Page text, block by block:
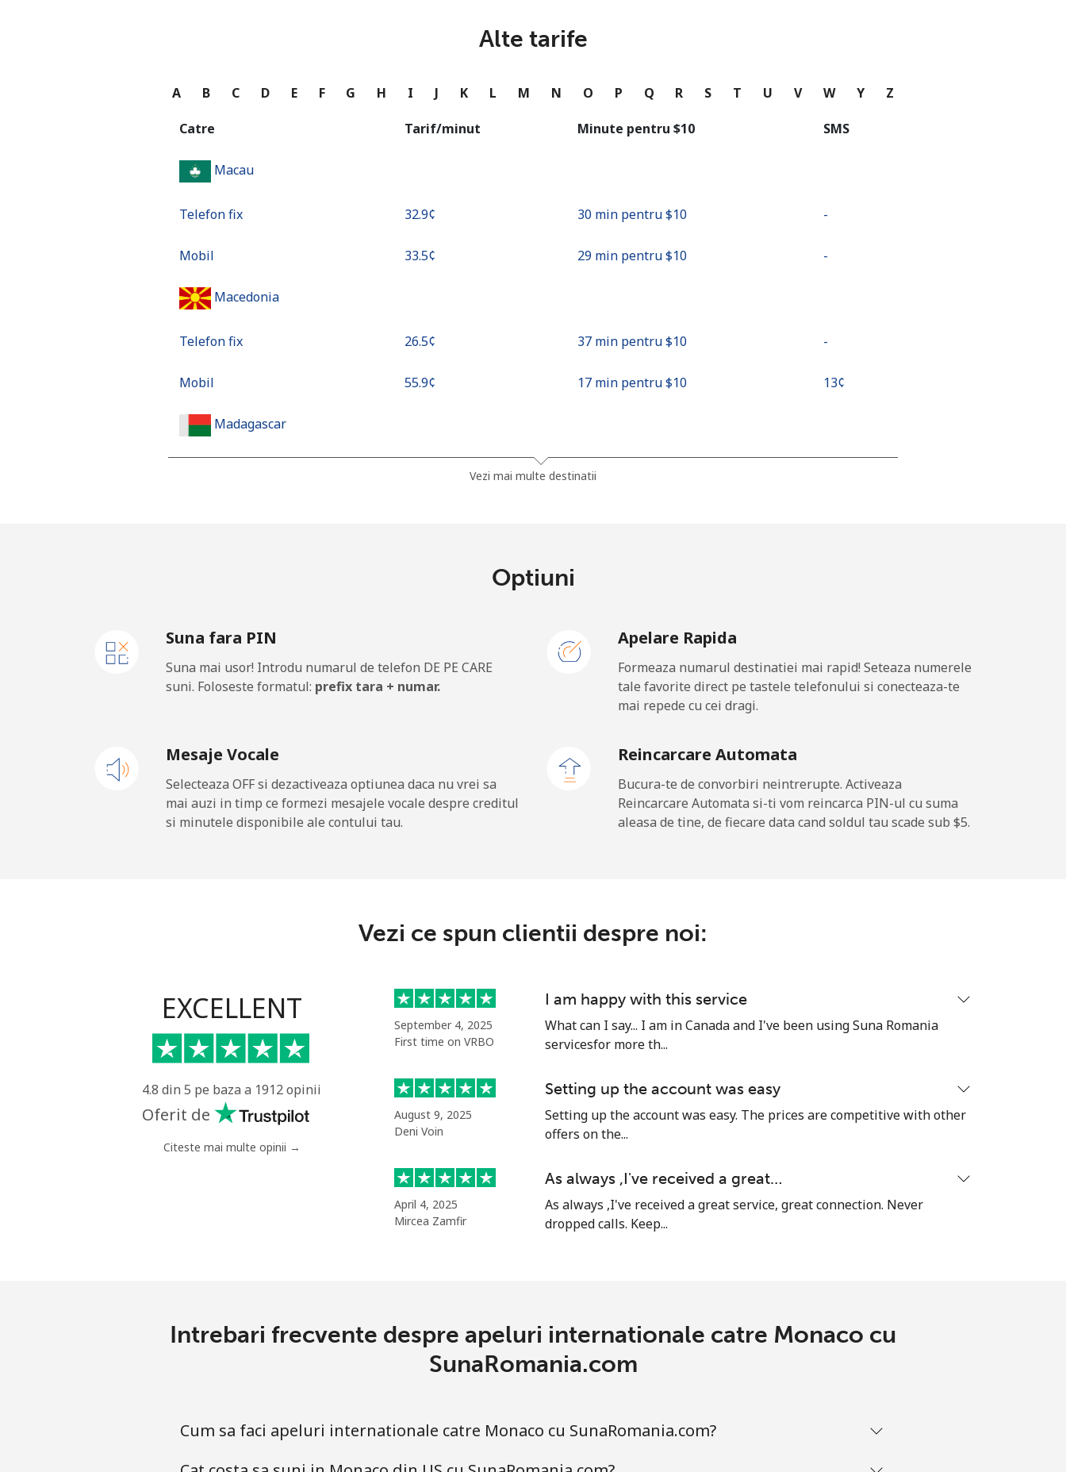
sau
Continua cu
Alte tarife
A B C D E F G H I J K L M N O P Q R S T U V W Y Z
Catre Tarif/minut Minute pentru ⁦$10⁩ SMS
Macau
Telefon fix ⁦32.9¢⁩ 30 min pentru ⁦$10⁩ -
Mobil ⁦33.5¢⁩ 29 min pentru ⁦$10⁩ -
Macedonia
Telefon fix ⁦26.5¢⁩ 37 min pentru ⁦$10⁩ -
Mobil ⁦55.9¢⁩ 17 min pentru ⁦$10⁩ ⁦13¢⁩
Madagascar
12 min pentru ⁦$10⁩
Mobil 17 min pentru ⁦$10⁩
Malaysia
Mobil 665 min pentru ⁦$10⁩
Maldives
Mobil ⁦53.9¢⁩ 18 min pentru ⁦$10⁩ ⁦17¢⁩
Malta
Telefon fix ⁦39.5¢⁩ 25 min pentru ⁦$10⁩
Mobil 17 min pentru ⁦$10⁩
⁦10.5¢⁩ 95 min pentru ⁦$10⁩
⁦32.9¢⁩ 30 min pentru ⁦$10⁩
Vezi mai multe destinatii
Optiuni
Suna fara PIN
Suna mai usor! Introdu numarul de telefon DE PE CARE
suni. Foloseste formatul: prefix tara + numar.
Apelare Rapida
Formeaza numarul destinatiei mai rapid! Seteaza numerele
tale favorite direct pe tastele telefonului si conecteaza-te
mai repede cu cei dragi.
Mesaje Vocale
Selecteaza OFF si dezactiveaza optiunea daca nu vrei sa
mai auzi in timp ce formezi mesajele vocale despre creditul
si minutele disponibile ale contului tau.
Reincarcare Automata
Bucura-te de convorbiri neintrerupte. Activeaza
Reincarcare Automata si-ti vom reincarca PIN-ul cu suma
aleasa de tine, de fiecare data cand soldul tau scade sub ⁦$5⁩.
Vezi ce spun clientii despre noi:
EXCELLENT
4.8 din 5 pe baza a 1912 opinii
Oferit de
Citeste mai multe opinii →
September 4, 2025
First time on VRBO
I am happy with this service
What can I say... I am in Canada and I've been using Suna Romania
servicesfor more th...
August 9, 2025
Deni Voin
Setting up the account was easy
Setting up the account was easy. The prices are competitive with other
offers on the...
April 4, 2025
Mircea Zamfir
As always ,I've received a great…
As always ,I've received a great service, great connection. Never
dropped calls. Keep...
Intrebari frecvente despre apeluri internationale catre Monaco cu
SunaRomania.com
Cum sa faci apeluri internationale catre Monaco cu SunaRomania.com?